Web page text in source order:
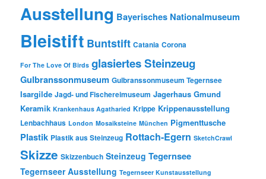
Ausstellung Bayerisches Nationalmuseum
Bleistift Buntstift Catania Corona
For The Love Of Birds glasiertes Steinzeug
Gulbranssonmuseum Gulbranssonmuseum Tegernsee
Isargilde Jagd- und Fischereimuseum Jagerhaus Gmund
Keramik Krankenhaus Agatharied Krippe Krippenausstellung
Lenbachhaus London Mosaiksteine München Pigmenttusche
Plastik Plastik aus Steinzeug Rottach-Egern SketchCrawl
Skizze Skizzenbuch Steinzeug Tegernsee
Tegernseer Ausstellung Tegernseer Kunstausstellung